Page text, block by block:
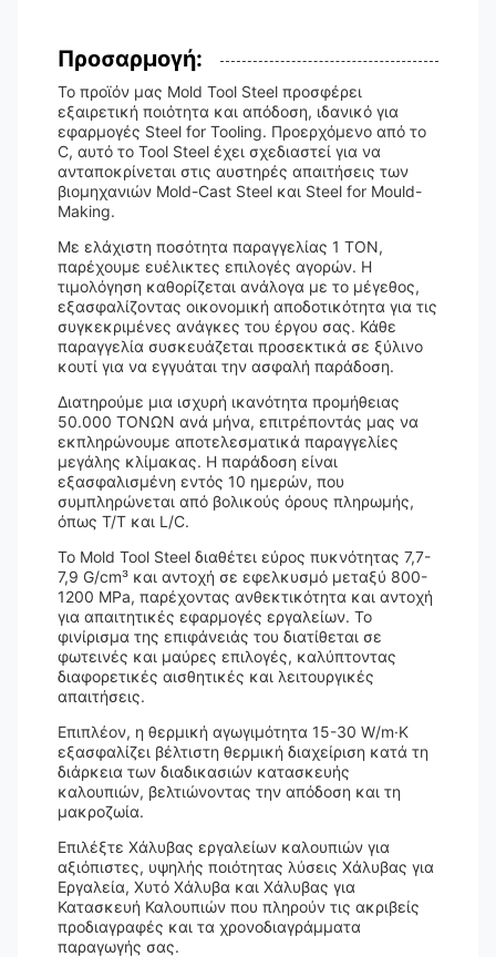
Προσαρμογή:
Το προϊόν μας Mold Tool Steel προσφέρει
εξαιρετική ποιότητα και απόδοση, ιδανικό για
εφαρμογές Steel for Tooling. Προερχόμενο από το
C, αυτό το Tool Steel έχει σχεδιαστεί για να
ανταποκρίνεται στις αυστηρές απαιτήσεις των
βιομηχανιών Mold-Cast Steel και Steel for Mould-
Making.
Με ελάχιστη ποσότητα παραγγελίας 1 TON,
παρέχουμε ευέλικτες επιλογές αγορών. Η
τιμολόγηση καθορίζεται ανάλογα με το μέγεθος,
εξασφαλίζοντας οικονομική αποδοτικότητα για τις
συγκεκριμένες ανάγκες του έργου σας. Κάθε
παραγγελία συσκευάζεται προσεκτικά σε ξύλινο
κουτί για να εγγυάται την ασφαλή παράδοση.
Διατηρούμε μια ισχυρή ικανότητα προμήθειας
50.000 ΤΟΝΩΝ ανά μήνα, επιτρέποντάς μας να
εκπληρώνουμε αποτελεσματικά παραγγελίες
μεγάλης κλίμακας. Η παράδοση είναι
εξασφαλισμένη εντός 10 ημερών, που
συμπληρώνεται από βολικούς όρους πληρωμής,
όπως T/T και L/C.
Το Mold Tool Steel διαθέτει εύρος πυκνότητας 7,7-
7,9 G/cm³ και αντοχή σε εφελκυσμό μεταξύ 800-
1200 MPa, παρέχοντας ανθεκτικότητα και αντοχή
για απαιτητικές εφαρμογές εργαλείων. Το
φινίρισμα της επιφάνειάς του διατίθεται σε
φωτεινές και μαύρες επιλογές, καλύπτοντας
διαφορετικές αισθητικές και λειτουργικές
απαιτήσεις.
Επιπλέον, η θερμική αγωγιμότητα 15-30 W/m·K
εξασφαλίζει βέλτιστη θερμική διαχείριση κατά τη
διάρκεια των διαδικασιών κατασκευής
καλουπιών, βελτιώνοντας την απόδοση και τη
μακροζωία.
Επιλέξτε Χάλυβας εργαλείων καλουπιών για
αξιόπιστες, υψηλής ποιότητας λύσεις Χάλυβας για
Εργαλεία, Χυτό Χάλυβα και Χάλυβας για
Κατασκευή Καλουπιών που πληρούν τις ακριβείς
προδιαγραφές και τα χρονοδιαγράμματα
παραγωγής σας.